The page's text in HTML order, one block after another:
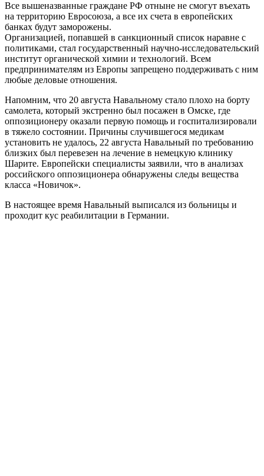
Все вышеназванные граждане РФ отныне не смогут въехать
на территорию Евросоюза, а все их счета в европейских
банках будут заморожены.
Организацией, попавшей в санкционный список наравне с
политиками, стал государственный научно-исследовательский
институт органической химии и технологий. Всем
предпринимателям из Европы запрещено поддерживать с ним
любые деловые отношения.
Напомним, что 20 августа Навальному стало плохо на борту
самолета, который экстренно был посажен в Омске, где
оппозиционеру оказали первую помощь и госпитализировали
в тяжело состоянии. Причины случившегося медикам
установить не удалось, 22 августа Навальный по требованию
близких был перевезен на лечение в немецкую клинику
Шарите. Европейски специалисты заявили, что в анализах
российского оппозиционера обнаружены следы вещества
класса «Новичок».
В настоящее время Навальный выписался из больницы и
проходит кус реабилитации в Германии.